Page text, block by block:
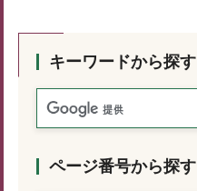
キーワードから探す
ページ番号から探す